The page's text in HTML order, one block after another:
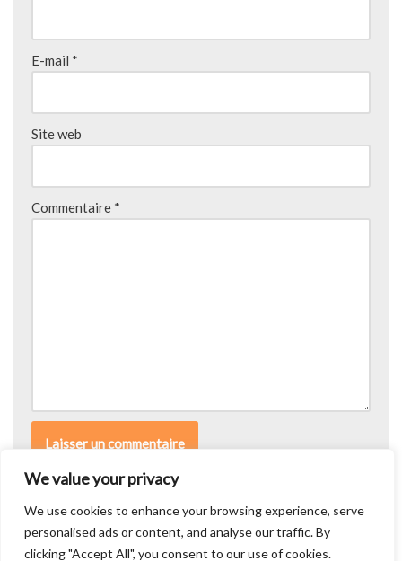
We value your privacy
We use cookies to enhance your browsing experience, serve
personalised ads or content, and analyse our traffic. By
clicking "Accept All", you consent to our use of cookies.
E-mail *
Site web
Commentaire *